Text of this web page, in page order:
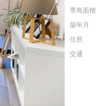
専有面積
築年月
住所
交通